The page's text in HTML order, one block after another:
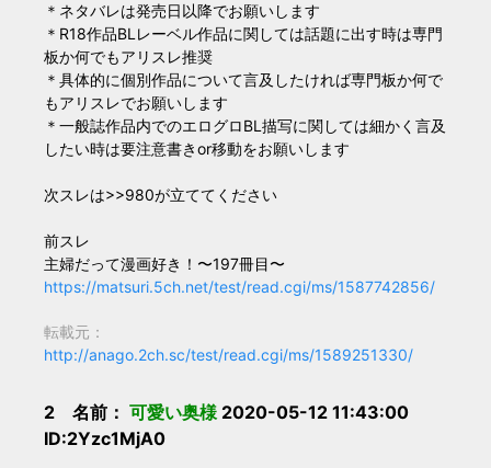
＊ネタバレは発売日以降でお願いします
＊R18作品BLレーベル作品に関しては話題に出す時は専門
板か何でもアリスレ推奨
＊具体的に個別作品について言及したければ専門板か何で
もアリスレでお願いします
＊一般誌作品内でのエログロBL描写に関しては細かく言及
したい時は要注意書きor移動をお願いします
次スレは>>980が立ててください
前スレ
主婦だって漫画好き！〜197冊目〜
https://matsuri.5ch.net/test/read.cgi/ms/1587742856/
転載元：
http://anago.2ch.sc/test/read.cgi/ms/1589251330/
2 名前： 可愛い奥様2020-05-12 11:43:00
ID:2Yzc1MjA0